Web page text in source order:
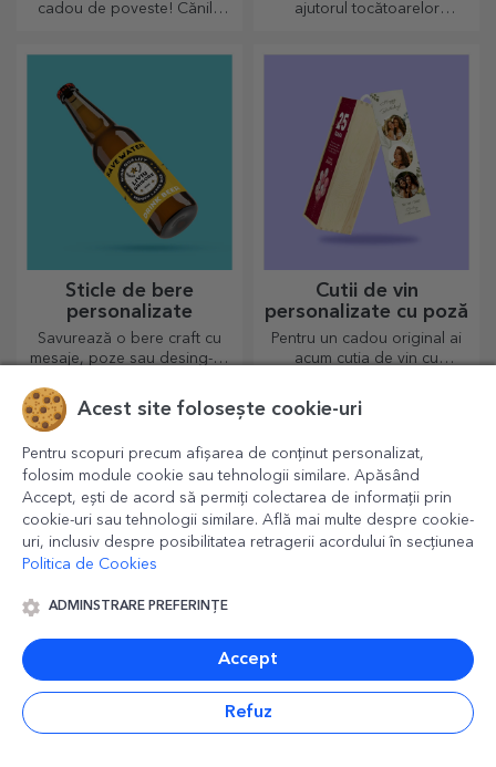
cadou de poveste! Cănile
ajutorul tocătoarelor
Sticle de bere
personalizate
Savurează o bere craft cu
mesaje, poze sau desing-uri
consumat pentru orice
anotimp.
Cutii de vin
personalizate cu poză
Pentru un cadou original ai
acum cutia de vin cu
pentru un cadou de excepție!
Puzzle-uri
Testează-ți concentrarea și
reconstruiește imaginea unui
puzzle personalizat cu pozele
Stickere, etichete
personalizate
Colorează și personalizează
Acest site folosește cookie-uri
Pentru scopuri precum afișarea de conținut personalizat,
folosim module cookie sau tehnologii similare. Apăsând
Accept, ești de acord să permiți colectarea de informații prin
cookie-uri sau tehnologii similare. Află mai multe despre cookie-
uri, inclusiv despre posibilitatea retragerii acordului în secțiunea
Politica de Cookies
ADMINSTRARE PREFERINȚE
Accept
Refuz